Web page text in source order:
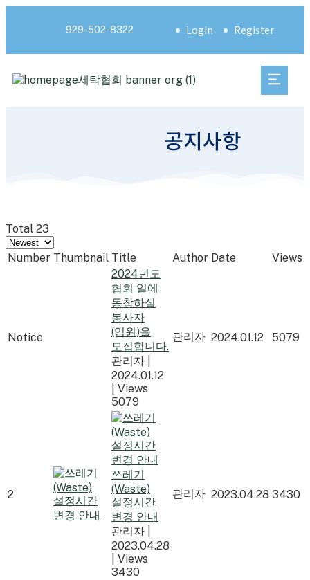
929-502-8322 Login Register
공지사항
Total 23
Number Thumbnail Title Author Date Views
Notice
2024년도
협회 일에
동참하실
봉사자
(임원)을
모집합니다.
관리자
2024.01.12
Views
5079
관리자 2024.01.12 5079
2
쓰레기
(Waste)
설정시간
변경 안내
관리자
2023.04.28
Views
3430
관리자 2023.04.28 3430